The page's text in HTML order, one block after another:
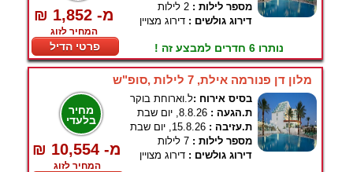
₪ 1,852 -מ
המחיר לזוג
פרטי הדיל
מספר לילות : 2 לילות
דירוג גולשים : דירוג מצויין
נותרו 6 חדרים למבצע זה !
מלון דן פנורמה אילת, 7 לילות ,סופ"ש
מחיר
בלעדי
₪ 10,554 -מ
המחיר לזוג
בסיס אירוח :ל.וארוחת בוקר
ת.הגעה : 8.8.26, יום שבת
ת.עזיבה : 15.8.26, יום שבת
מספר לילות : 7 לילות
דירוג גולשים : דירוג מצויין